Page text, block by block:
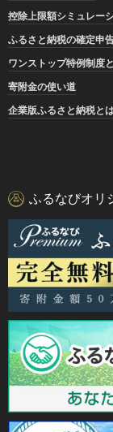
控除上限額シミュレー
ふるさと納税の確定申
ワンストップ特例制度
寄附金の使い道
企業版ふるさと納税と
ふるなびオリ